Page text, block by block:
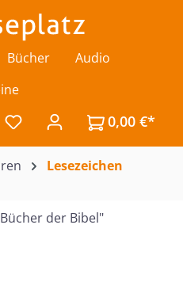
Bücher
Audio
Du hast 0 Produkte auf
0,00 €*
Lesezeichen